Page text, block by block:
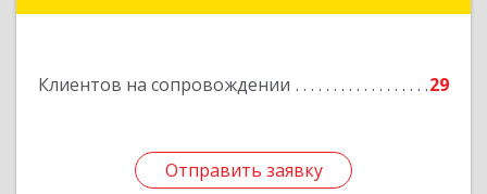
Клиентов на сопровождении 29
Отправить заявку
Отправить заявку